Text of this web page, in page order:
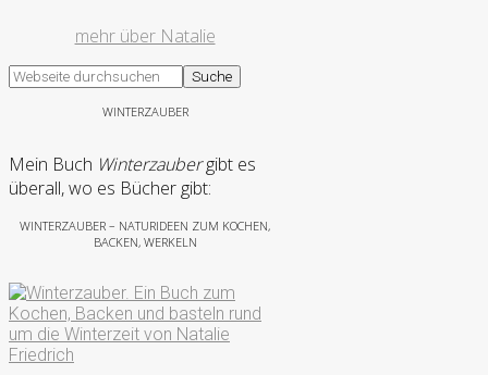
mehr über Natalie
WINTERZAUBER
Mein Buch Winterzaubergibt es
überall, wo es Bücher gibt:
WINTERZAUBER – NATURIDEEN ZUM KOCHEN,
BACKEN, WERKELN